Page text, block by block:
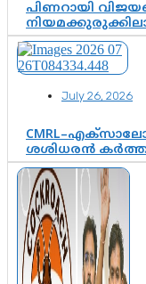
പിണറായി
വിജയൻ
കർത്തയുടെ
July 26, 2026
ശശിധരൻ
അടിസ്ഥാനത്തിൽ
വിജയനെ ചോദ്യം
തീരുമാനം;
കൂടുതൽ
ഇഡി